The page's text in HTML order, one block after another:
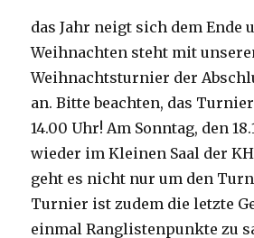
das Jahr neigt sich dem Ende
Weihnachten steht mit
Weihnachtsturnier der
an. Bitte beachten, das
14.00 Uhr! Am Sonntag, den
wieder im Kleinen Saal der
geht es nicht nur um den
Turnier ist zudem die letzte
einmal Ranglistenpunkte zu